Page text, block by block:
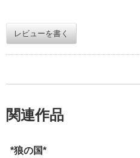
レビューを書く
関連作品
*狼の国*